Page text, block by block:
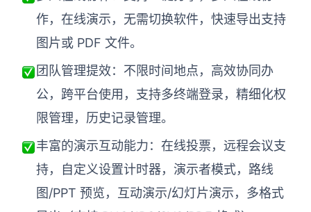
数据分析与策略
AI生成用户画像
AI生成Smart分析
AI生成波士顿矩阵
AI生成波特五力模型
AI生成4P营销理论模型
AI生成竞品分析
AI生成PPT
AI生成图片
AI对话
AI生成简历
作，在线演示，无需切换软件，快速导出支持
图片或 PDF 文件。
团队管理提效：不限时间地点，高效协同办
公，跨平台使用，支持多终端登录，精细化权
限管理，历史记录管理。
丰富的演示互动能力：在线投票，远程会议支
持，自定义设置计时器，演示者模式，路线
图/PPT 预览，互动演示/幻灯片演示，多格式